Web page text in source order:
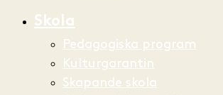
Skola
Pedagogiska program
Kulturgarantin
Skapande skola